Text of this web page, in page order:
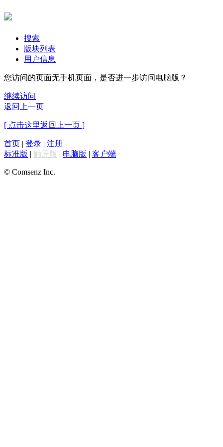
搜索
版块列表
用户信息
您访问的页面无手机页面，是否进一步访问电脑版？
继续访问
返回上一页
[ 点击这里返回上一页 ]
首页 | 登录 | 注册
标准版 | 触屏版 | 电脑版 | 客户端
© Comsenz Inc.